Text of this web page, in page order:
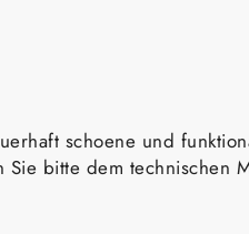
schoene und
bitte dem technischen